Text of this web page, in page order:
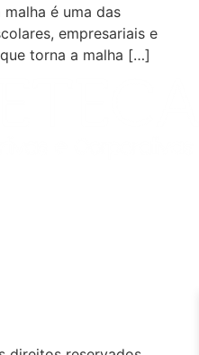
é uma das
empresariais e
torna a malha […]